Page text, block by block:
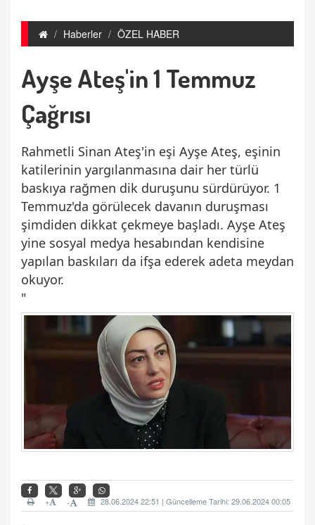
Haberler ÖZEL HABER
Ayşe Ateş'in 1 Temmuz
Çağrısı
Rahmetli Sinan Ateş'in eşi Ayşe Ateş, eşinin
katilerinin yargılanmasına dair her türlü
baskıya rağmen dik duruşunu sürdürüyor. 1
Temmuz'da görülecek davanın duruşması
şimdiden dikkat çekmeye başladı. Ayşe Ateş
yine sosyal medya hesabından kendisine
yapılan baskıları da ifşa ederek adeta meydan
okuyor.
"
28.06.2024 22:51 | Güncelleme Tarihi: 29.06.2024 00:05
-
+